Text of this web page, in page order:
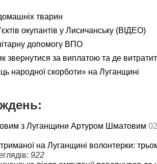
тварин
окупантів у Лисичанську (ВІДЕО)
допомогу ВПО
за виплатою та де
народної скорботи» на Луганщині
з Луганщини Артуром Шматовим
на Луганщині волонтерки:
922